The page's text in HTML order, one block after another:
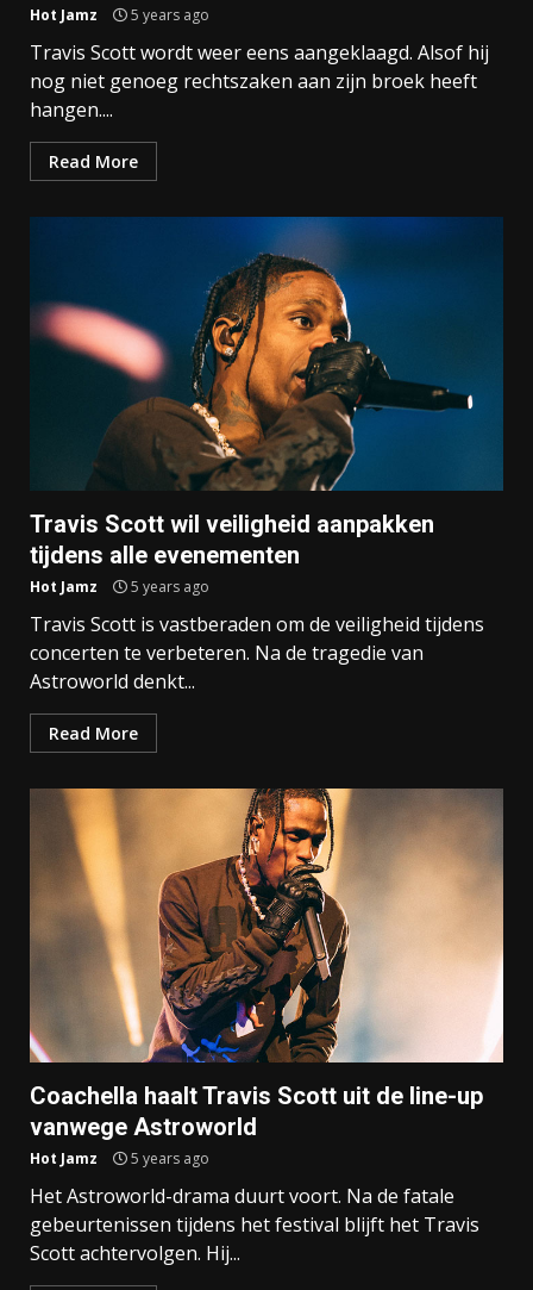
Hot Jamz 5 years ago
Travis Scott wordt weer eens aangeklaagd. Alsof hij
nog niet genoeg rechtszaken aan zijn broek heeft
hangen....
Read More
Travis Scott wil veiligheid aanpakken
tijdens alle evenementen
Hot Jamz 5 years ago
Travis Scott is vastberaden om de veiligheid tijdens
concerten te verbeteren. Na de tragedie van
Astroworld denkt...
Read More
Coachella haalt Travis Scott uit de line-up
vanwege Astroworld
Hot Jamz 5 years ago
Het Astroworld-drama duurt voort. Na de fatale
gebeurtenissen tijdens het festival blijft het Travis
Scott achtervolgen. Hij...